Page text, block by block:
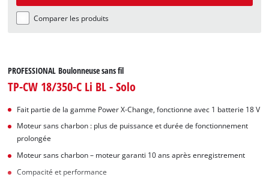
Comparer les produits
PROFESSIONAL Boulonneuse sans fil
TP-CW 18/350-C Li BL - Solo
Fait partie de la gamme Power X-Change, fonctionne avec 1 batterie 18 V
Moteur sans charbon : plus de puissance et durée de fonctionnement
prolongée
Moteur sans charbon – moteur garanti 10 ans après enregistrement
Compacité et performance